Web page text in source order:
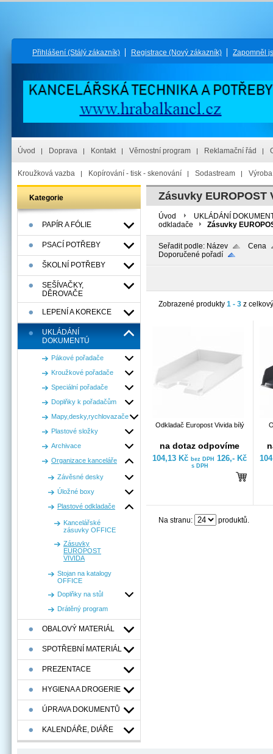
Přihlášení (Stálý zákazník) Registrace (Nový zákazník) Zapomněl
Úvod Doprava Kontakt Věrnostní program Reklamační řád
Kroužková vazba Kopírování - tisk - skenování Sodastream
Kategorie
PAPÍR A FÓLIE
PSACÍ POTŘEBY
ŠKOLNÍ POTŘEBY
SEŠÍVAČKY,
DĚROVAČE
LEPENÍ A KOREKCE
UKLÁDÁNÍ
DOKUMENTÚ
Pákové pořadače
Kroužkové pořadače
Speciální pořadače
Doplňky k pořadačům
Mapy,desky,rychlovazače
Plastové složky
Archivace
Organizace kanceláře
Závěsné desky
Úložné boxy
Plastové odkladače
Kancelářské
zásuvky OFFICE
Zásuvky
EUROPOST
VIVIDA
Stojan na katalogy
OFFICE
Doplňky na stůl
Drátěný program
OBALOVÝ MATERIÁL
SPOTŘEBNÍ MATERIÁL
PREZENTACE
HYGIENA A DROGERIE
ÚPRAVA DOKUMENTŮ
KALENDÁŘE, DIÁŘE
Zásuvky EUROPOST
Úvod
UKLÁDÁNÍ
odkladače
Zásuvky
Seřadit podle: Název
Cena
Doporučené pořadí
Zobrazené produkty 1 - 3 z
Odkladač Europost Vivida bílý
na dotaz odpovíme
104,13 Kč bez DPH 126,- Kč
s DPH
Na stranu: produktů.